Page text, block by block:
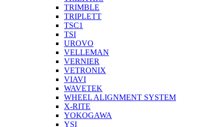
TRIMBLE
TRIPLETT
TSC1
TSI
UROVO
VELLEMAN
VERNIER
VETRONIX
VIAVI
WAVETEK
WHEEL ALIGNMENT SYSTEM
X-RITE
YOKOGAWA
YSI